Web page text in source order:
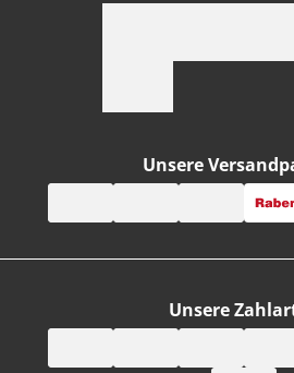
Unsere
Unsere